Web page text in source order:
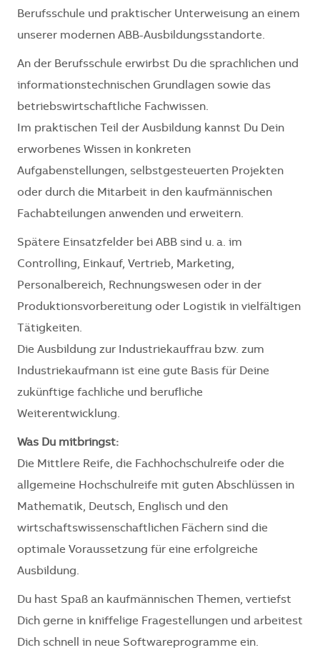
Berufsschule und praktischer Unterweisung an einem
unserer modernen ABB-Ausbildungsstandorte.
An der Berufsschule erwirbst Du die sprachlichen und
informationstechnischen Grundlagen sowie das
betriebswirtschaftliche Fachwissen.
Im praktischen Teil der Ausbildung kannst Du Dein
erworbenes Wissen in konkreten
Aufgabenstellungen, selbstgesteuerten Projekten
oder durch die Mitarbeit in den kaufmännischen
Fachabteilungen anwenden und erweitern.
Spätere Einsatzfelder bei ABB sind u. a. im
Controlling, Einkauf, Vertrieb, Marketing,
Personalbereich, Rechnungswesen oder in der
Produktionsvorbereitung oder Logistik in vielfältigen
Tätigkeiten.
Die Ausbildung zur Industriekauffrau bzw. zum
Industriekaufmann ist eine gute Basis für Deine
zukünftige fachliche und berufliche
Weiterentwicklung.
Was Du mitbringst:
Die Mittlere Reife, die Fachhochschulreife oder die
allgemeine Hochschulreife mit guten Abschlüssen in
Mathematik, Deutsch, Englisch und den
wirtschaftswissenschaftlichen Fächern sind die
optimale Voraussetzung für eine erfolgreiche
Ausbildung.
Du hast Spaß an kaufmännischen Themen, vertiefst
Dich gerne in kniffelige Fragestellungen und arbeitest
Dich schnell in neue Softwareprogramme ein.